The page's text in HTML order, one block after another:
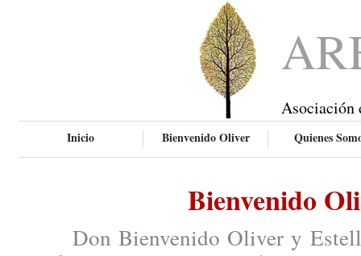
Asociación
Inicio Bienvenido Oliver Quienes
Bienvenido
Don Bienvenido Oliver y